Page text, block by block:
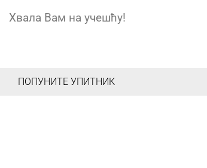
Хвала Вам на учешћу!
ПОПУНИТЕ УПИТНИК